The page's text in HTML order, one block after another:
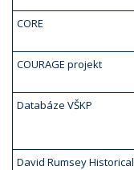
CORE
COURAGE projekt
Databáze VŠKP
David Rumsey Historical